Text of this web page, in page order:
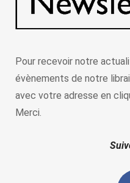
Pour recevoir notre
évènements de notre
avec votre adresse en
Merci.